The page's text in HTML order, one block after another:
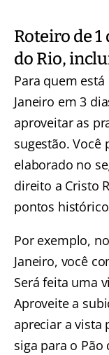
Roteiro de
do Rio,
Para quem
Janeiro em 3
aproveitar as
sugestão. Você
elaborado no
direito a Cristo
pontos
Por exemplo,
Janeiro, você
Será feita uma
Aproveite a
apreciar a vista
siga para o Pão